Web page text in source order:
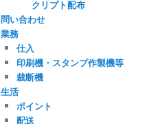
クリプト配布
問い合わせ
業務
仕入
印刷機・スタンプ作製機等
裁断機
生活
ポイント
配送